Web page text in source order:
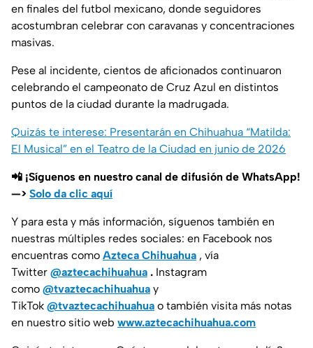
en finales del futbol mexicano, donde seguidores
acostumbran celebrar con caravanas y concentraciones
masivas.
Pese al incidente, cientos de aficionados continuaron
celebrando el campeonato de Cruz Azul en distintos
puntos de la ciudad durante la madrugada.
Quizás te interese: Presentarán en Chihuahua “Matilda:
El Musical” en el Teatro de la Ciudad en junio de 2026
📲 ¡Síguenos en nuestro canal de difusión de WhatsApp!
—> Solo da clic aquí
Y para esta y más información, síguenos también en
nuestras múltiples redes sociales: en Facebook nos
encuentras como Azteca Chihuahua , vía
Twitter @aztecachihuahua . Instagram
como @tvaztecachihuahua y
TikTok @tvaztecachihuahua o también visita más notas
en nuestro sitio web www.aztecachihuahua.com